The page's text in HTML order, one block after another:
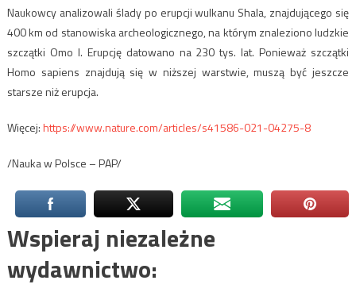
Naukowcy analizowali ślady po erupcji wulkanu Shala, znajdującego się
400 km od stanowiska archeologicznego, na którym znaleziono ludzkie
szczątki Omo I. Erupcję datowano na 230 tys. lat. Ponieważ szczątki
Homo sapiens znajdują się w niższej warstwie, muszą być jeszcze
starsze niż erupcja.
Więcej:https://www.nature.com/articles/s41586-021-04275-8
/Nauka w Polsce – PAP/
Wspieraj niezależne
wydawnictwo: